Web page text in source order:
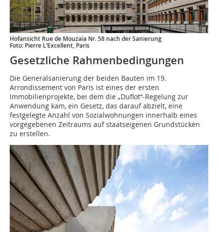
Hofansicht Rue de Mouzaïa Nr. 58 nach der Sanierung
Foto: Pierre L‘Excellent, Paris
Gesetzliche Rahmenbedingungen
Die Generalsanierung der beiden Bauten im 19.
Arrondissement von Paris ist eines der ersten
Immobilienprojekte, bei dem die „Duflot“-Regelung zur
Anwendung kam, ein Gesetz, das darauf abzielt, eine
festgelegte Anzahl von Sozialwohnungen innerhalb eines
vorgegebenen Zeitraums auf staatseigenen Grundstücken
zu erstellen.